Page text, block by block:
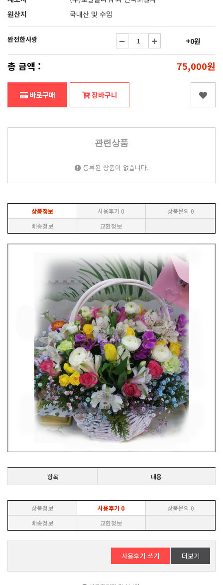
원산지
국내산 및 수입
완전한사랑 +0원
총 금액 : 75,000원
바로구매 장바구니
관련상품
등록된 상품이 없습니다.
상품정보 사용후기 0 상품문의 0
배송정보
교환정보
항목 내용
상품정보 사용후기 0 상품문의 0
배송정보
교환정보
사용후기 쓰기 더보기